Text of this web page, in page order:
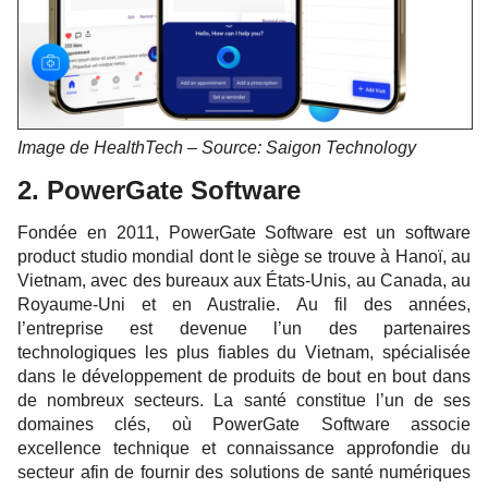
Image de HealthTech – Source: Saigon Technology
2. PowerGate Software
Fondée en 2011, PowerGate Software est un software
product studio mondial dont le siège se trouve à Hanoï, au
Vietnam, avec des bureaux aux États-Unis, au Canada, au
Royaume-Uni et en Australie. Au fil des années,
l’entreprise est devenue l’un des partenaires
technologiques les plus fiables du Vietnam, spécialisée
dans le développement de produits de bout en bout dans
de nombreux secteurs. La santé constitue l’un de ses
domaines clés, où PowerGate Software associe
excellence technique et connaissance approfondie du
secteur afin de fournir des solutions de santé numériques